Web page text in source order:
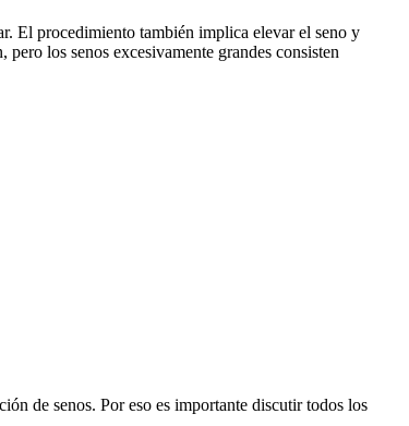
El procedimiento también implica elevar el seno y
los senos excesivamente grandes consisten
de senos. Por eso es importante discutir todos los